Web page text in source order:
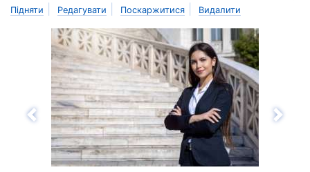
Підняти Редагувати Поскаржитися Видалити
Назад